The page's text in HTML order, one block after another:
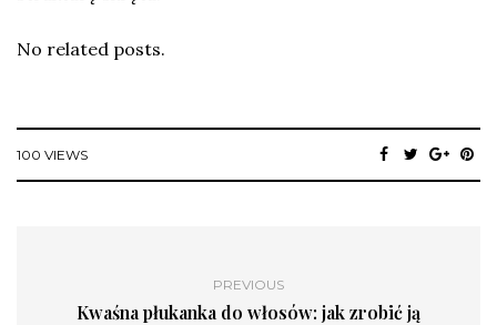
No related posts.
100 VIEWS
PREVIOUS
Kwaśna płukanka do włosów: jak zrobić ją